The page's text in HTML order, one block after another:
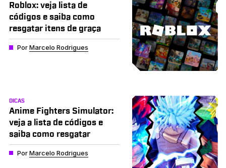
Roblox: veja lista de
códigos e saiba como
resgatar itens de graça
PorMarcelo Rodrigues
DICAS
Anime Fighters Simulator:
veja a lista de códigos e
saiba como resgatar
PorMarcelo Rodrigues